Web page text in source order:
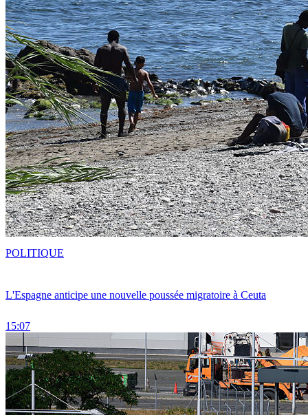
L'Espagne anticipe une nouvelle poussée migratoire à Ceuta
15:07
POLITIQUE